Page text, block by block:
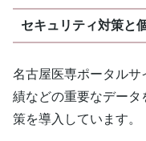
セキュリティ対策と
名古屋医専ポータル
績などの重要なデー
策を導入しています。